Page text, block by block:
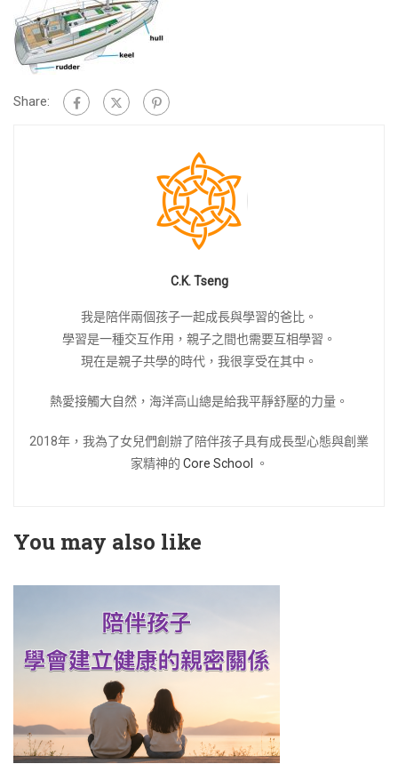
Share:
C.K. Tseng
我是陪伴兩個孩子一起成長與學習的爸比。
學習是一種交互作用，親子之間也需要互相學習。
現在是親子共學的時代，我很享受在其中。
熱愛接觸大自然，海洋高山總是給我平靜舒壓的力量。
2018年，我為了女兒們創辦了陪伴孩子具有成長型心態與創業
家精神的 Core School 。
You may also like